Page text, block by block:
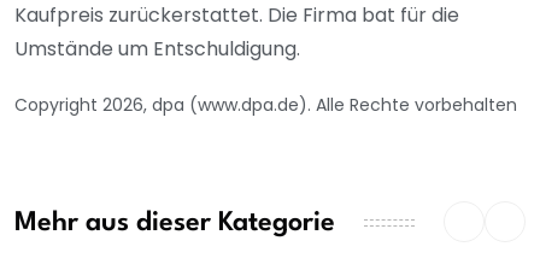
Kaufpreis zurückerstattet. Die Firma bat für die
Umstände um Entschuldigung.
Copyright 2026, dpa (www.dpa.de). Alle Rechte vorbehalten
Mehr aus dieser Kategorie